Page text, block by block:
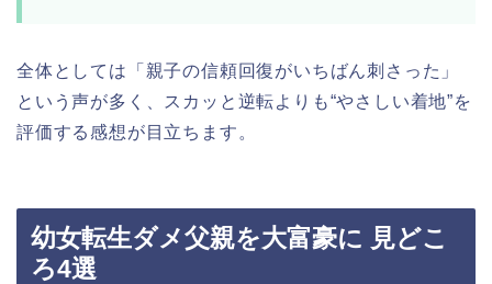
全体としては「親子の信頼回復がいちばん刺さった」
という声が多く、スカッと逆転よりも“やさしい着地”を
評価する感想が目立ちます。
幼女転生ダメ父親を大富豪に 見どこ
ろ4選